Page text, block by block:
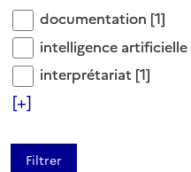
documentation
documentation [1]
intelligence artificielle
intelligence artificielle
interprétariat
interprétariat [1]
[+]
Descripteurs OnisepDoc
lettres - langues
langue
traduction scientifique
1 Documents
Tris disponibles (Ouverture
Affiner la recherche